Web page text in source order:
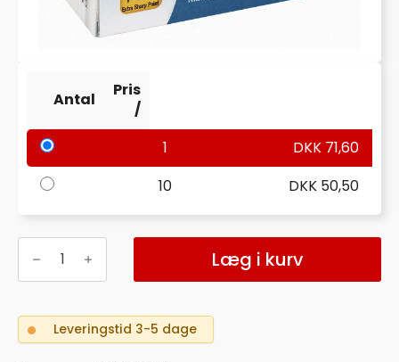
Antal
Pris
/
1
DKK 71,60
10
DKK 50,50
HÆFTEKLAMMER
RAPID
STRONG
antal
Læg i kurv
Leveringstid 3-5 dage